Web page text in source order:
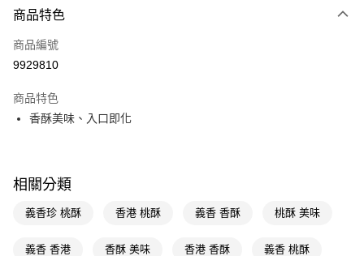
POYA支付
信用卡一次付款
LINE Pay
街口支付
商品特色
商品編號
9929810
商品特色
香酥美味、入口即化
相關分類
義香珍 桃酥 香港 桃酥 義香 香酥 桃酥 美味
義香 香港 香酥 美味 香港 香酥 義香 桃酥